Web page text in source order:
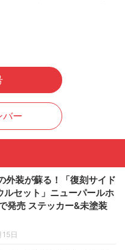
バー
外装が蘇る！「復刻サイド
ルセット」ニューパールホ
発売 ステッカー&未塗装
日